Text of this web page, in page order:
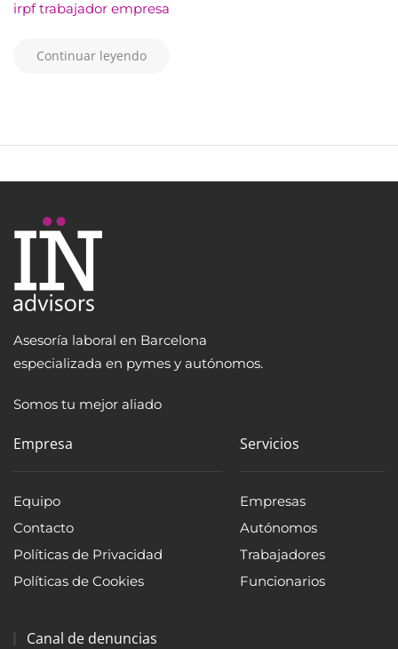
irpf trabajador empresa
Continuar leyendo
Asesoría laboral en Barcelona
especializada en pymes y autónomos.
Somos tu mejor aliado
Empresa
Equipo
Contacto
Políticas de Privacidad
Políticas de Cookies
Canal de denuncias
Servicios
Empresas
Autónomos
Trabajadores
Funcionarios